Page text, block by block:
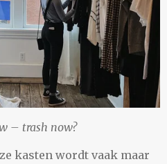
– trash now?
kasten wordt vaak maar